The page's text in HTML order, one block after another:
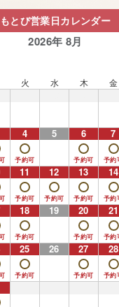
もとび営業日カレンダー
2026年 8月
火 水 木 金
4 5 6 7
11 12 13 14
18 19 20 21
25 26 27 28